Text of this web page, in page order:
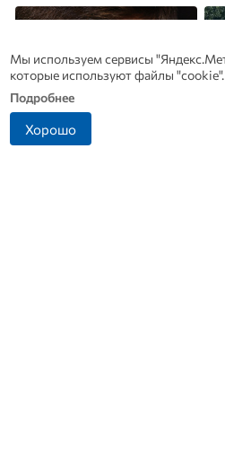
Мы используем сервисы
которые используют файлы "cookie".
Подробнее
Хорошо